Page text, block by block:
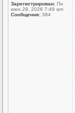
Зарегистрирован: Пн
июн 29, 2026 7:49 am
Сообщения: 384